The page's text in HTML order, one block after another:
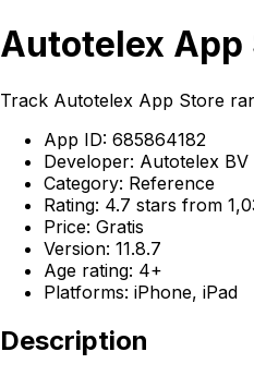
Autotelex
Track Autotelex App Store
App ID: 685864182
Developer: Autotelex BV
Category: Reference
Rating: 4.7 stars from
Price: Gratis
Version: 11.8.7
Age rating: 4+
Platforms: iPhone, iPad
Description